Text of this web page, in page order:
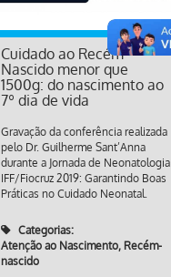
Cuidado ao Recém-
Nascido menor que
1500g: do nascimento ao
7º dia de vida
Gravação da conferência realizada
pelo Dr. Guilherme Sant’Anna
durante a Jornada de Neonatologia
IFF/Fiocruz 2019: Garantindo Boas
Práticas no Cuidado Neonatal.
Categorias:
Atenção ao Nascimento, Recém-
nascido